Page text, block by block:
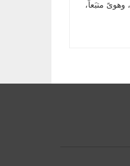
وهوىً متبَعاً،